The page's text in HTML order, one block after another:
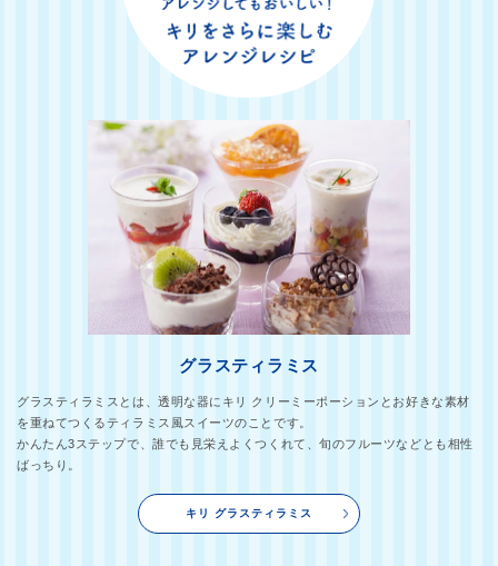
グラスティラミス
グラスティラミスとは、透明な器にキリ クリーミーポーションとお好きな素材
を重ねてつくるティラミス風スイーツのことです。
かんたん3ステップで、誰でも見栄えよくつくれて、旬のフルーツなどとも相性
ばっちり。
キリ グラスティラミス